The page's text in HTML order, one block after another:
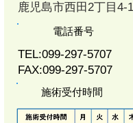
鹿児島市西田2丁目4-
電話番号
TEL:099-297-5707
FAX:099-297-5707
施術受付時間